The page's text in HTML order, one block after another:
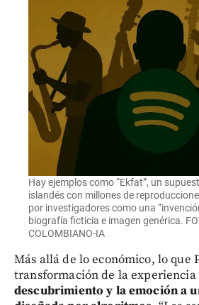
Hay ejemplos como “Ekfat”, un
islandés con millones de
por investigadores como una
biografía ficticia e imagen genérica.
COLOMBIANO-IA
Más allá de lo económico, lo que
transformación de la
descubrimiento y la emoción a